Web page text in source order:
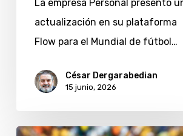
Mundial
fútbol
La empresa Personal presentó
actualización en su plataforma
Flow para el Mundial de fútbol…
César Dergarabedian
15 junio, 2026